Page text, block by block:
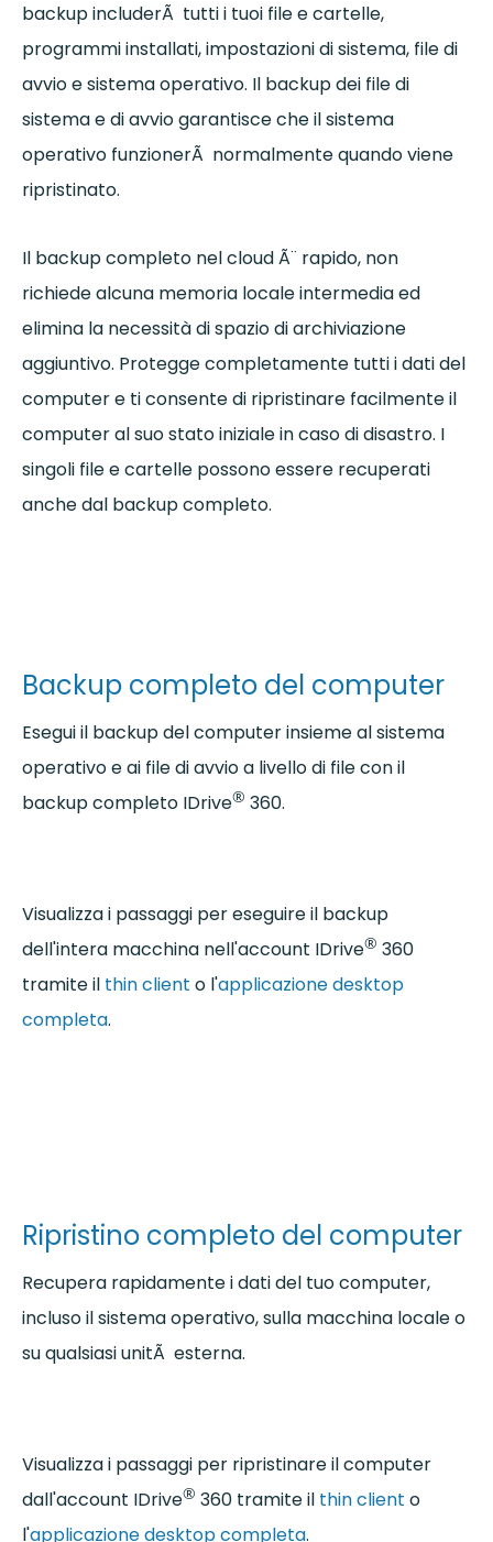
backup includerÃ tutti i tuoi file e cartelle,
programmi installati, impostazioni di sistema, file di
avvio e sistema operativo. Il backup dei file di
sistema e di avvio garantisce che il sistema
operativo funzionerÃ normalmente quando viene
ripristinato.
Il backup completo nel cloud Ã¨ rapido, non
richiede alcuna memoria locale intermedia ed
elimina la necessità di spazio di archiviazione
aggiuntivo. Protegge completamente tutti i dati del
computer e ti consente di ripristinare facilmente il
computer al suo stato iniziale in caso di disastro. I
singoli file e cartelle possono essere recuperati
anche dal backup completo.
Backup completo del computer
Esegui il backup del computer insieme al sistema
operativo e ai file di avvio a livello di file con il
backup completo IDrive® 360.
Visualizza i passaggi per eseguire il backup
dell'intera macchina nell'account IDrive® 360
tramite il thin client o l'applicazione desktop
completa.
Ripristino completo del computer
Recupera rapidamente i dati del tuo computer,
incluso il sistema operativo, sulla macchina locale o
su qualsiasi unitÃ esterna.
Visualizza i passaggi per ripristinare il computer
dall'account IDrive® 360 tramite il thin client o
l'applicazione desktop completa.